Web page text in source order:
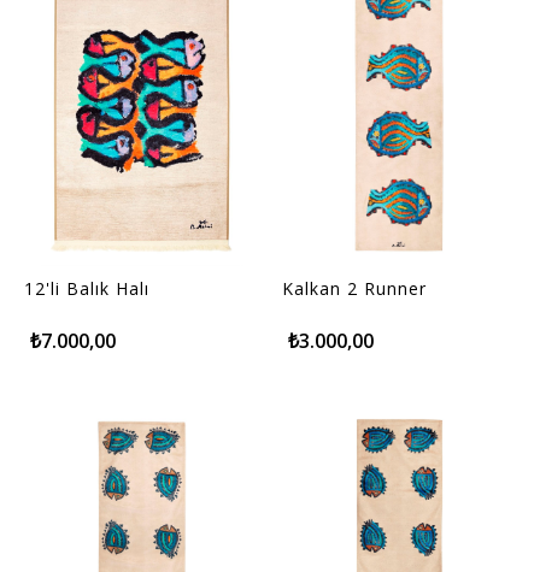
12'li Balık Halı
₺7.000,00
Kalkan 2 Runner
₺3.000,00